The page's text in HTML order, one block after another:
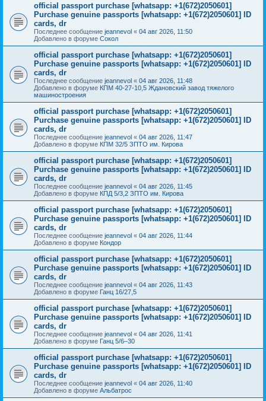
official passport purchase [whatsapp: +1(672)2050601]
Purchase genuine passports [whatsapp: +1(672)2050601] ID
cards, dr
Последнее сообщение jeannevol « 04 авг 2026, 11:50
Добавлено в форуме Сокол
official passport purchase [whatsapp: +1(672)2050601]
Purchase genuine passports [whatsapp: +1(672)2050601] ID
cards, dr
Последнее сообщение jeannevol « 04 авг 2026, 11:48
Добавлено в форуме КПМ 40-27-10,5 Ждановский завод тяжелого
машиностроения
official passport purchase [whatsapp: +1(672)2050601]
Purchase genuine passports [whatsapp: +1(672)2050601] ID
cards, dr
Последнее сообщение jeannevol « 04 авг 2026, 11:47
Добавлено в форуме КПМ 32/5 ЗПТО им. Кирова
official passport purchase [whatsapp: +1(672)2050601]
Purchase genuine passports [whatsapp: +1(672)2050601] ID
cards, dr
Последнее сообщение jeannevol « 04 авг 2026, 11:45
Добавлено в форуме КПД 5/3,2 ЗПТО им. Кирова
official passport purchase [whatsapp: +1(672)2050601]
Purchase genuine passports [whatsapp: +1(672)2050601] ID
cards, dr
Последнее сообщение jeannevol « 04 авг 2026, 11:44
Добавлено в форуме Кондор
official passport purchase [whatsapp: +1(672)2050601]
Purchase genuine passports [whatsapp: +1(672)2050601] ID
cards, dr
Последнее сообщение jeannevol « 04 авг 2026, 11:43
Добавлено в форуме Ганц 16/27,5
official passport purchase [whatsapp: +1(672)2050601]
Purchase genuine passports [whatsapp: +1(672)2050601] ID
cards, dr
Последнее сообщение jeannevol « 04 авг 2026, 11:41
Добавлено в форуме Ганц 5/6–30
official passport purchase [whatsapp: +1(672)2050601]
Purchase genuine passports [whatsapp: +1(672)2050601] ID
cards, dr
Последнее сообщение jeannevol « 04 авг 2026, 11:40
Добавлено в форуме Альбатрос